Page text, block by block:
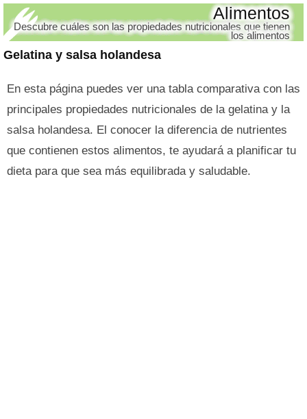
Gelatina y salsa holandesa
Alimentos
Descubre cuáles son las propiedades nutricionales que tienen
los alimentos
En esta página puedes ver una tabla comparativa con las
principales propiedades nutricionales de la gelatina y la
salsa holandesa. El conocer la diferencia de nutrientes
que contienen estos alimentos, te ayudará a planificar tu
dieta para que sea más equilibrada y saludable.